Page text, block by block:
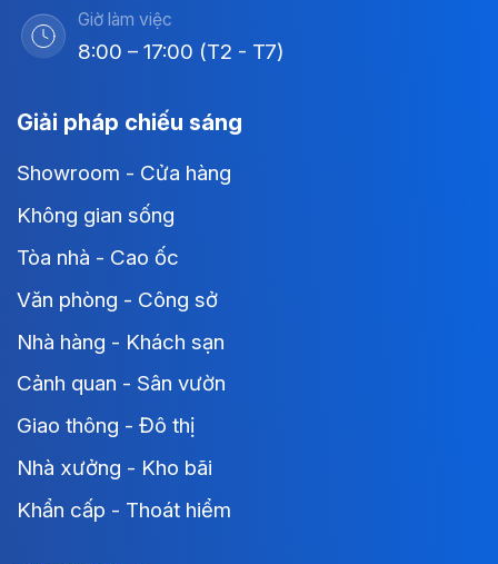
Giờ làm việc
8:00 – 17:00 (T2 - T7)
Giải pháp chiếu sáng
Showroom - Cửa hàng
Không gian sống
Tòa nhà - Cao ốc
Văn phòng - Công sở
Nhà hàng - Khách sạn
Cảnh quan - Sân vườn
Giao thông - Đô thị
Nhà xưởng - Kho bãi
Khẩn cấp - Thoát hiểm